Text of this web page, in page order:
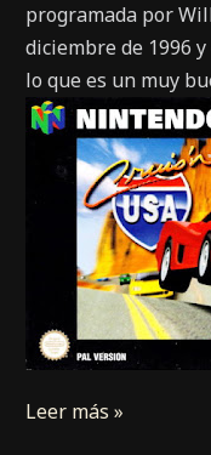
programada por
diciembre de 1996
lo que es un muy
Leer más »